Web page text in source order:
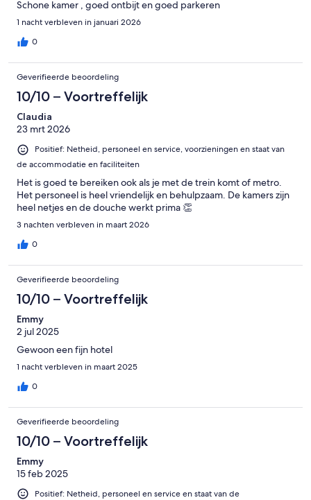
Schone kamer , goed ontbijt en goed parkeren
1 nacht verbleven in januari 2026
0
Geverifieerde beoordeling
10/10 – Voortreffelijk
Claudia
23 mrt 2026
Positief: Netheid, personeel en service, voorzieningen en staat van
de accommodatie en faciliteiten
Het is goed te bereiken ook als je met de trein komt of metro.
Het personeel is heel vriendelijk en behulpzaam. De kamers zijn
heel netjes en de douche werkt prima 👏
3 nachten verbleven in maart 2026
0
Geverifieerde beoordeling
10/10 – Voortreffelijk
Emmy
2 jul 2025
Gewoon een fijn hotel
1 nacht verbleven in maart 2025
0
Geverifieerde beoordeling
10/10 – Voortreffelijk
Emmy
15 feb 2025
Positief: Netheid, personeel en service en staat van de